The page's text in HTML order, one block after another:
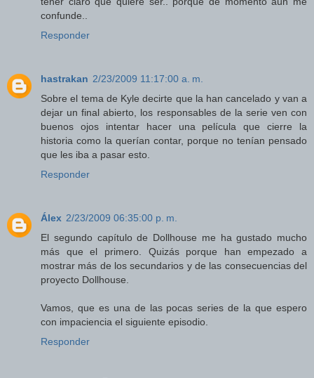
confunde..
Responder
hastrakan 2/23/2009 11:17:00 a. m.
Sobre el tema de Kyle decirte que la han cancelado y van a
dejar un final abierto, los responsables de la serie ven con
buenos ojos intentar hacer una película que cierre la
historia como la querían contar, porque no tenían pensado
que les iba a pasar esto.
Responder
Álex 2/23/2009 06:35:00 p. m.
El segundo capítulo de Dollhouse me ha gustado mucho
más que el primero. Quizás porque han empezado a
mostrar más de los secundarios y de las consecuencias del
proyecto Dollhouse.
Vamos, que es una de las pocas series de la que espero
con impaciencia el siguiente episodio.
Responder